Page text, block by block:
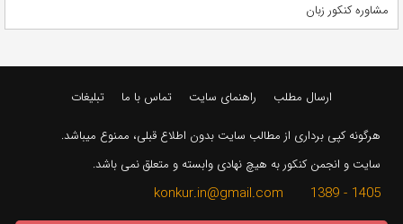
مشاوره کنکور زبان
ارسال مطلب راهنمای سایت تماس با ما تبلیغات
هرگونه کپی برداری از مطالب سایت بدون اطلاع قبلی، ممنوع میباشد.
سایت و انجمن کنکور به هیچ نهادی وابسته و متعلق نمی باشد.
1405 - 1389 konkur.in@gmail.com